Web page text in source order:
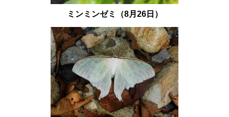
ミンミンゼミ（8月26日）